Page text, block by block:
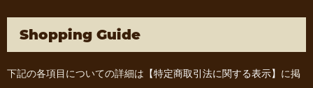
Shopping Guide
下記の各項目についての詳細は 【特定商取引法に関する表示】 に掲